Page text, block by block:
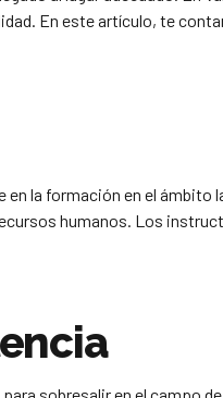
En este artículo, te
la formación en el ámbito
humanos. Los